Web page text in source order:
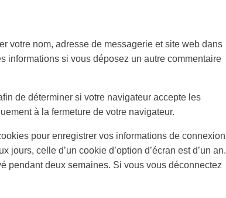
votre nom, adresse de messagerie et site web dans
informations si vous déposez un autre commentaire
de déterminer si votre navigateur accepte les
à la fermeture de votre navigateur.
pour enregistrer vos informations de connexion
celle d’un cookie d’option d’écran est d’un an.
pendant deux semaines. Si vous vous déconnectez